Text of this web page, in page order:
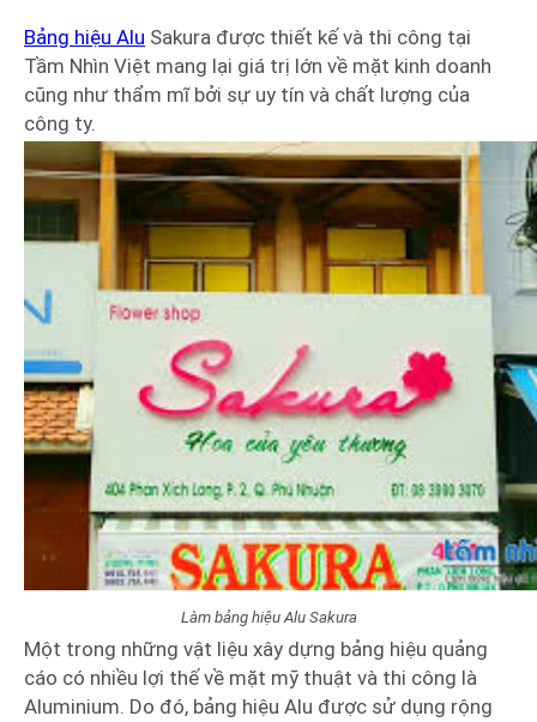
Bảng hiệu Alu Sakura được thiết kế và thi công tại
Tầm Nhìn Việt mang lại giá trị lớn về mặt kinh doanh
cũng như thẩm mĩ bởi sự uy tín và chất lượng của
công ty.
Làm bảng hiệu Alu Sakura
Một trong những vật liệu xây dựng bảng hiệu quảng
cáo có nhiều lợi thế về mặt mỹ thuật và thi công là
Aluminium. Do đó, bảng hiệu Alu được sử dụng rộng